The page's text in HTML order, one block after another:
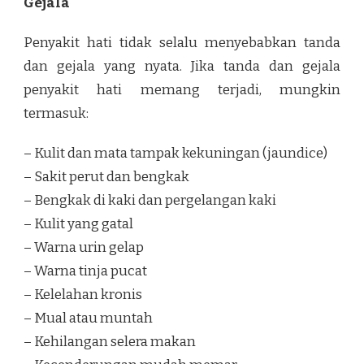
Penyakit hati tidak selalu menyebabkan tanda
dan gejala yang nyata. Jika tanda dan gejala
penyakit hati memang terjadi, mungkin
termasuk:
– Kulit dan mata tampak kekuningan (jaundice)
– Sakit perut dan bengkak
– Bengkak di kaki dan pergelangan kaki
– Kulit yang gatal
– Warna urin gelap
– Warna tinja pucat
– Kelelahan kronis
– Mual atau muntah
– Kehilangan selera makan